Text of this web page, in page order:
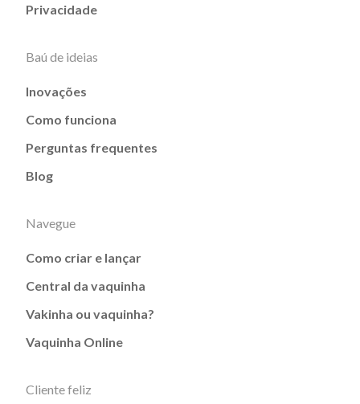
Privacidade
Baú de ideias
Inovações
Como funciona
Perguntas frequentes
Blog
Navegue
Como criar e lançar
Central da vaquinha
Vakinha ou vaquinha?
Vaquinha Online
Cliente feliz